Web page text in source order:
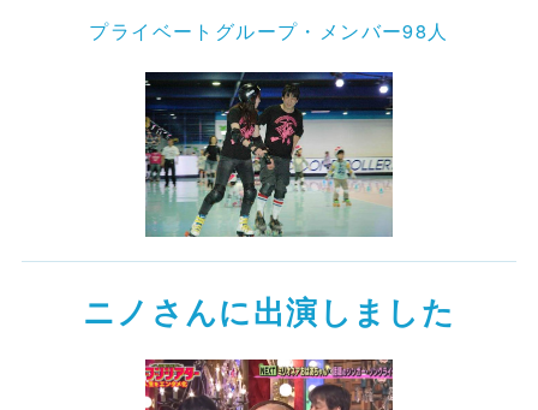
プライベートグループ・メンバー98人
ニノさんに出演しました